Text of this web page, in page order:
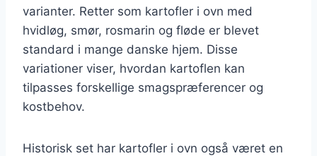
varianter. Retter som kartofler i ovn med
hvidløg, smør, rosmarin og fløde er blevet
standard i mange danske hjem. Disse
variationer viser, hvordan kartoflen kan
tilpasses forskellige smagspræferencer og
kostbehov.
Historisk set har kartofler i ovn også været en